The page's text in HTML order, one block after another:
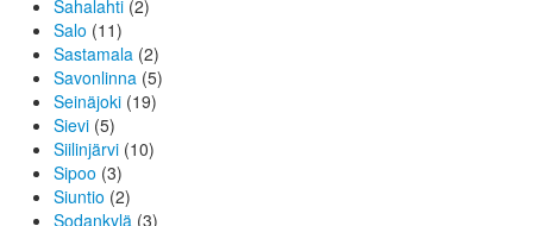
Sahalahti (2)
Salo (11)
Sastamala (2)
Savonlinna (5)
Seinäjoki (19)
Sievi (5)
Siilinjärvi (10)
Sipoo (3)
Siuntio (2)
Sodankylä (3)